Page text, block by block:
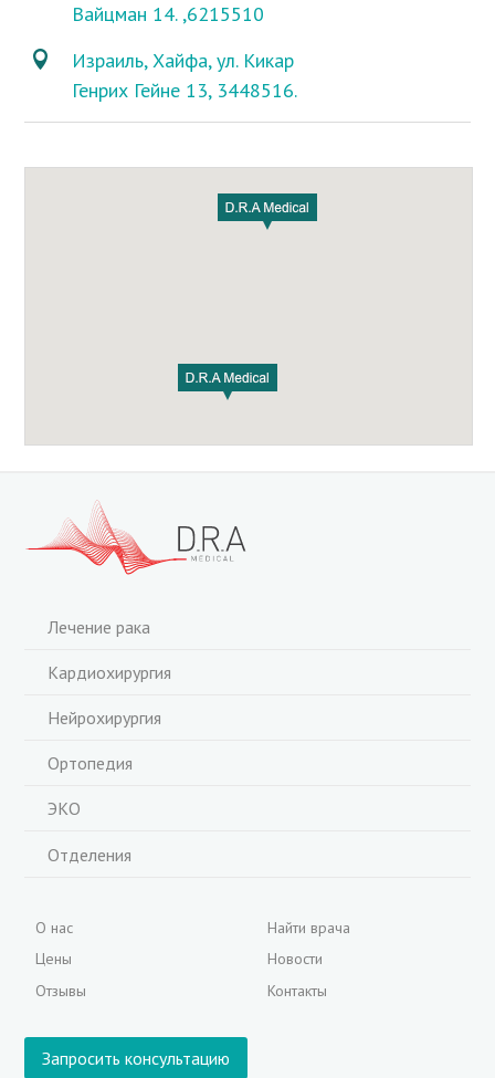
Вайцман 14. ,6215510
Израиль, Хайфа, ул. Кикар
Генрих Гейне 13, 3448516.
Лечение рака
Кардиохирургия
Нейрохирургия
Ортопедия
ЭКО
Отделения
О нас
Цены
Отзывы
Найти врача
Новости
Контакты
Запросить консультацию